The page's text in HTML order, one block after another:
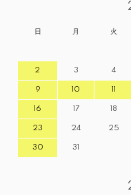
日 月 火
2 3 4
9 10 11
16 17 18
23 24 25
30 31